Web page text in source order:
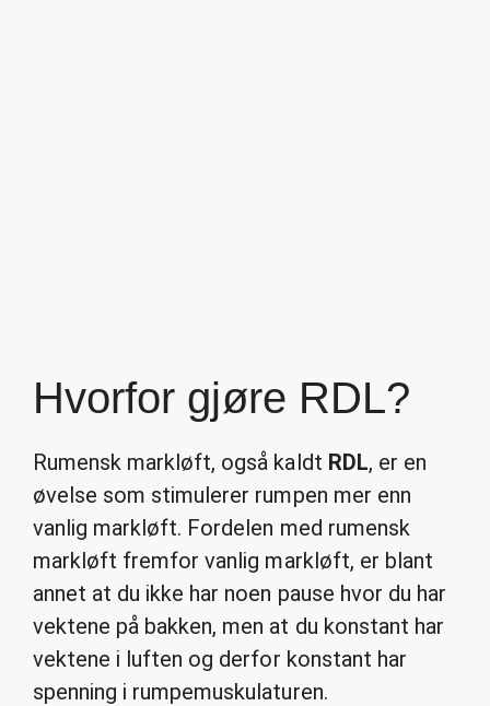
Hvorfor gjøre RDL?
Rumensk markløft, også kaldt RDL, er en
øvelse som stimulerer rumpen mer enn
vanlig markløft. Fordelen med rumensk
markløft fremfor vanlig markløft, er blant
annet at du ikke har noen pause hvor du har
vektene på bakken, men at du konstant har
vektene i luften og derfor konstant har
spenning i rumpemuskulaturen.